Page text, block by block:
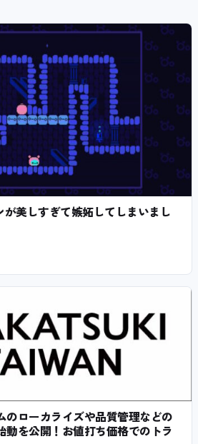
美しすぎて嫉妬してしまいまし
のローカライズや品質管理などの
動を公開！お値打ち価格でのトラ